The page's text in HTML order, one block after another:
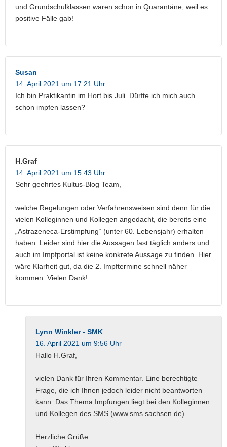
und Grundschulklassen waren schon in Quarantäne, weil es
positive Fälle gab!
Susan
14. April 2021 um 17:21 Uhr
Ich bin Praktikantin im Hort bis Juli. Dürfte ich mich auch
schon impfen lassen?
H.Graf
14. April 2021 um 15:43 Uhr
Sehr geehrtes Kultus-Blog Team,
welche Regelungen oder Verfahrensweisen sind denn für die
vielen Kolleginnen und Kollegen angedacht, die bereits eine
„Astrazeneca-Erstimpfung“ (unter 60. Lebensjahr) erhalten
haben. Leider sind hier die Aussagen fast täglich anders und
auch im Impfportal ist keine konkrete Aussage zu finden. Hier
wäre Klarheit gut, da die 2. Impftermine schnell näher
kommen. Vielen Dank!
Lynn Winkler - SMK
16. April 2021 um 9:56 Uhr
Hallo H.Graf,
vielen Dank für Ihren Kommentar. Eine berechtigte
Frage, die ich Ihnen jedoch leider nicht beantworten
kann. Das Thema Impfungen liegt bei den Kolleginnen
und Kollegen des SMS (www.sms.sachsen.de).
Herzliche Grüße